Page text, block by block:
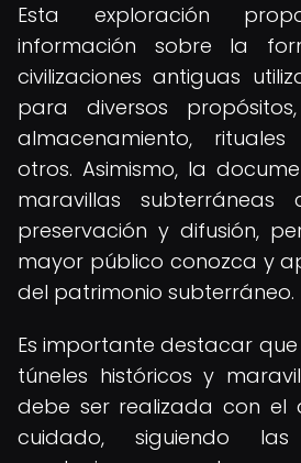
Esta exploración
información sobre la
civilizaciones antiguas
para diversos
almacenamiento,
otros. Asimismo, la
maravillas subterráneas
preservación y difusión,
mayor público conozca y
del patrimonio subterráneo.
Es importante destacar
túneles históricos y
debe ser realizada con el
cuidado, siguiendo